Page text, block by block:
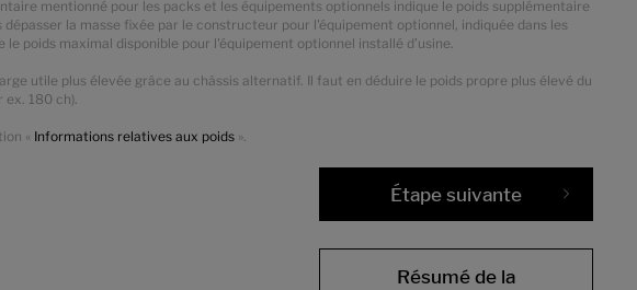
mentionné pour les packs et les équipements optionnels indique le poids supplémentaire
la masse fixée par le constructeur pour l'équipement optionnel, indiquée dans les
poids maximal disponible pour l'équipement optionnel installé d’usine.
utile plus élevée grâce au châssis alternatif. Il faut en déduire le poids propre plus élevé du
180 ch).
« Informations relatives aux poids ».
Étape suivante
Résumé de la